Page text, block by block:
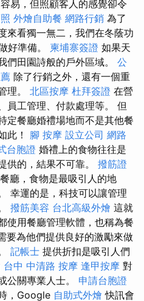
易，但照顧客人的感覺卻令
外燴自助餐 網路行銷 為了
來看獨一無二，我們在冬蔭功
好準備。 柬埔寨簽證 如果天
們田園詩般的戶外區域。 公
除了行銷之外，還有一個重
理。 北區按摩 杜拜簽證 在營
員工管理、付款處理等。 但
定餐廳婚禮場地而不是其他餐
此！ 腳 按摩 設立公司 網路
台胞證 婚禮上的食物往往是
供的，結果不可靠。 撥筋證
廳，食物是最吸引人的地
幸運的是，科技可以讓管理
撥筋美容 台北高級外燴 這就
使用餐廳管理軟體，也稱為餐
要為他們提供良好的激勵來做
記帳士 提供折扣是吸引人們
台中 中清路 按摩 逢甲按摩 對
公關專業人士。 申請台胞證
，Google 自助式外燴 快訊會